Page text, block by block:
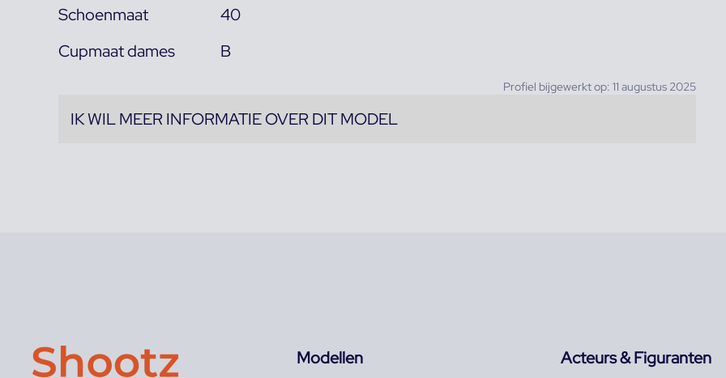
Schoenmaat
40
Cupmaat dames
B
Profiel bijgewerkt op: 11 augustus 2025
IK WIL MEER INFORMATIE OVER DIT MODEL
Modellen
Acteurs & Figuranten